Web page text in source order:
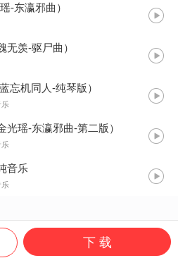
-东瀛邪曲）
无羡-驱尸曲）
忘机同人-纯琴版）
瑶-东瀛邪曲-第二版）
音乐
下 载